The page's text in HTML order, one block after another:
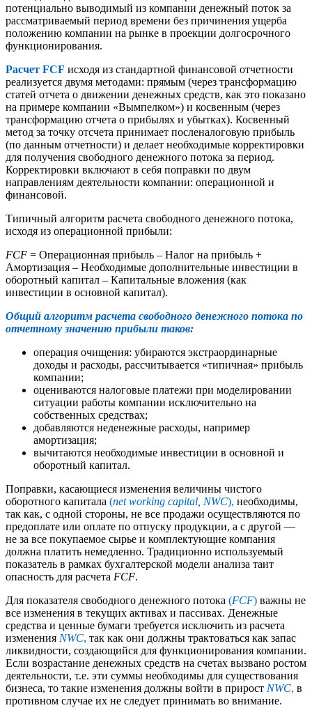
потенциально выводимый из компании денежный поток за
рассматриваемый период времени без причинения ущерба
положению компании на рынке в проекции долгосрочного
функционирования.
Расчет FCF исходя из стандартной финансовой отчетности
реализуется двумя методами: прямым (через трансформацию
статей отчета о движении денежных средств, как это показано
на примере компании «Вымпелком») и косвенным (через
трансформацию отчета о прибылях и убытках). Косвенный
метод за точку отсчета принимает посленалоговую прибыль
(по данным отчетности) и делает необходимые корректировки
для получения свободного денежного потока за период.
Корректировки включают в себя поправки по двум
направлениям деятельности компании: операционной и
финансовой.
Типичный алгоритм расчета свободного денежного потока,
исходя из операционной прибыли:
FCF = Операционная прибыль – Налог на прибыль +
Амортизация – Необходимые дополнительные инвестиции в
оборотный капитал – Капитальные вложения (как
инвестиции в основной капитал).
Общий алгоритм расчета свободного денежного потока по
отчетному значению прибыли таков:
операция очищения: убираются экстраординарные
доходы и расходы, рассчитывается «типичная» прибыль
компании;
оцениваются налоговые платежи при моделировании
ситуации работы компании исключительно на
собственных средствах;
добавляются неденежные расходы, например
амортизация;
вычитаются необходимые инвестиции в основной и
оборотный капитал.
Поправки, касающиеся изменения величины чистого
оборотного капитала (net working capital, NWC), необходимы,
так как, с одной стороны, не все продажи осуществляются по
предоплате или оплате по отпуску продукции, а с другой —
не за все покупаемое сырье и комплектующие компания
должна платить немедленно. Традиционно используемый
показатель в рамках бухгалтерской модели анализа таит
опасность для расчета FCF.
Для показателя свободного денежного потока (FCF) важны не
все изменения в текущих активах и пассивах. Денежные
средства и ценные бумаги требуется исключить из расчета
изменения NWC, так как они должны трактоваться как запас
ликвидности, создающийся для функционирования компании.
Если возрастание денежных средств на счетах вызвано ростом
деятельности, т.е. эти суммы необходимы для существования
бизнеса, то такие изменения должны войти в прирост NWC, в
противном случае их не следует принимать во внимание.